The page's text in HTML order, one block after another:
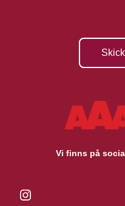
Vi finns på
Instagram